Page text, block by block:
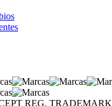
REG. TRADEMARK